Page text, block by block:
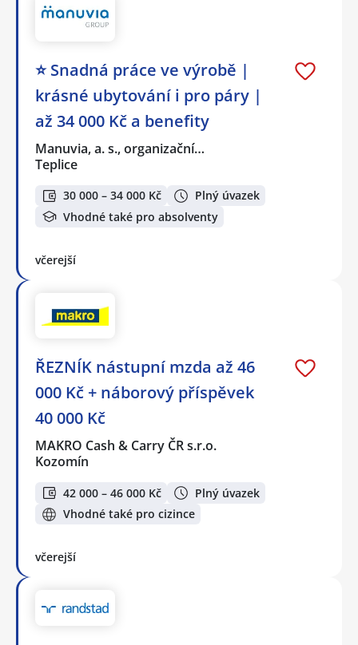
⭐ Snadná práce ve výrobě |
krásné ubytování i pro páry |
až 34 000 Kč a benefity
Manuvia, a. s., organizační…
Teplice
30 000 – 34 000 Kč
Plný úvazek
Vhodné také pro absolventy
včerejší
ŘEZNÍK nástupní mzda až 46
000 Kč + náborový příspěvek
40 000 Kč
MAKRO Cash & Carry ČR s.r.o.
Kozomín
42 000 – 46 000 Kč
Plný úvazek
Vhodné také pro cizince
včerejší